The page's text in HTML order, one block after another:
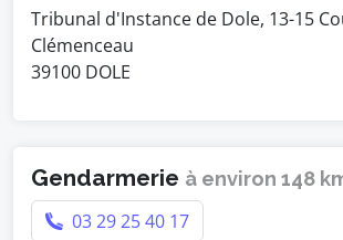
Tribunal d'Instance de Dole, 13-15
Clémenceau
39100 DOLE
Gendarmerie à environ 148
03 29 25 40 17